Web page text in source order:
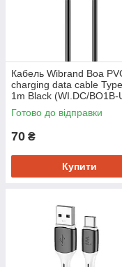
Кабель Wibrand Boa
charging data cable
1m Black (WI.DC/BO1B-
Готово до відправки
70 ₴
Купити